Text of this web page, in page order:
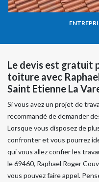
Le devis est gratuit
toiture avec
Saint Etienne La
Si vous avez un projet de
recommandé de demander
Lorsque vous disposez de
confronter et vous pourrez
qui vous allez confier les
le 69460, Raphael Roger
vous pouvez faire appel.